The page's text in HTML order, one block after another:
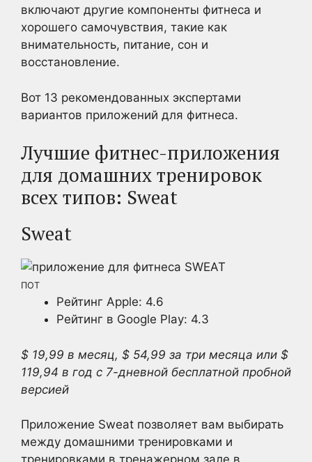
включают другие компоненты фитнеса и
хорошего самочувствия, такие как
внимательность, питание, сон и
восстановление.
Вот 13 рекомендованных экспертами
вариантов приложений для фитнеса.
Лучшие фитнес-приложения
для домашних тренировок
всех типов: Sweat
Sweat
ПОТ
Рейтинг Apple: 4.6
Рейтинг в Google Play: 4.3
$ 19,99 в месяц, $ 54,99 за три месяца или $
119,94 в год с 7-дневной бесплатной пробной
версией
Приложение Sweat позволяет вам выбирать
между домашними тренировками и
тренировками в тренажерном зале в